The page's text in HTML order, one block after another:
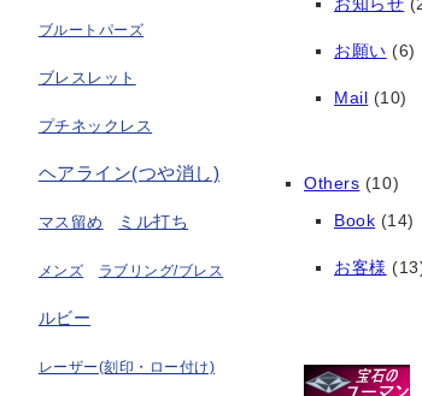
ブルートパーズ
ブレスレット
プチネックレス
ヘアライン(つや消し)
マス留め ミル打ち
メンズ ラブリング/ブレス
ルビー
レーザー(刻印・ロー付け)
お知らせ
お願い (6)
Mail (10)
Others (10)
Book (14)
お客様